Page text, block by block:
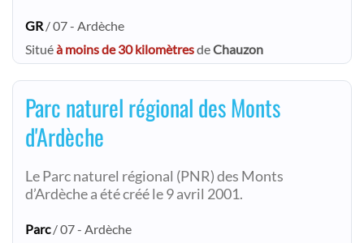
GR / 07 - Ardèche
Situéà moins de 30 kilomètresdeChauzon
Parc naturel régional des Monts
d'Ardèche
Le Parc naturel régional (PNR) des Monts
d’Ardèche a été créé le 9 avril 2001.
Parc/ 07 - Ardèche